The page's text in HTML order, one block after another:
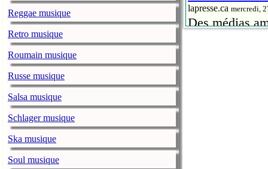
Reggae musique
Retro musique
Roumain musique
Russe musique
Salsa musique
Schlager musique
Ska musique
Soul musique
lapresse.ca mercredi,
Des médias